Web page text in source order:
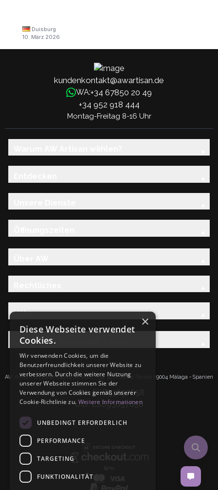
Duisburg
10. März 2026
kundenkontakt@awartisan.de
WA:+34 67850 20 49
+34 952 918 444
Montag-Freitag 8-16 Uhr
Hilfe
Entdecken Sie die AW-Familie
AW Artisan S.L.Calle Caleta de Velez n39, 41 PI Santa Tereza 29004 Málaga - Spanien
IdNr: ESB93657658
UID: ESB93657658
×
Diese Webseite verwendet
Cookies.
Wir verwenden Cookies, um die
Benutzerfreundlichkeit unserer Website zu
verbessern. Durch die weitere Nutzung
unserer Webseite stimmen Sie der
Verwendung von Cookies gemäß unserer
Cookie-Richtlinie zu. Weitere Informationen
UNBEDINGT ERFORDERLICH
PERFORMANCE
TARGETING
FUNKTIONALITÄT